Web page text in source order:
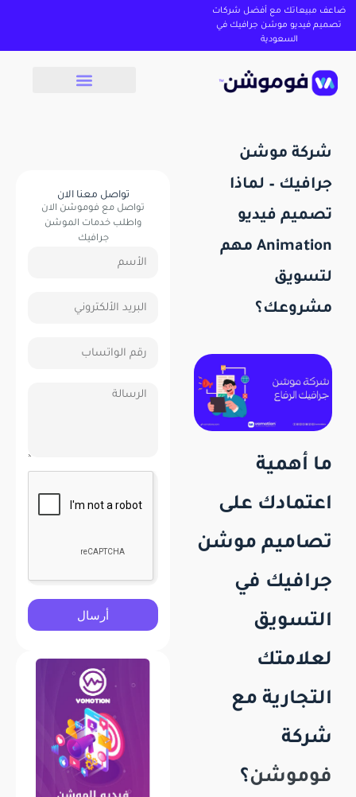
ضاعف مبيعاتك مع أفضل شركات
تصميم فيديو موشن جرافيك في
السعودية
شركة موشن
جرافيك – لماذا
تصميم فيديو
Animation مهم
لتسويق
مشروعك؟
ما أهمية
اعتمادك على
تصاميم موشن
جرافيك في
التسويق
لعلامتك
التجارية مع
شركة
فوموشن؟
تواصل معنا الان
تواصل مع فوموشن الان
واطلب خدمات الموشن
جرافيك
أرسال